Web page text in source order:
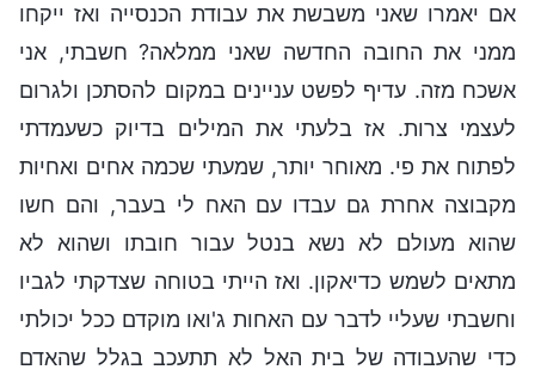
אם יאמרו שאני משבשת את עבודת הכנסייה ואז ייקחו
ממני את החובה החדשה שאני ממלאה? חשבתי, אני
אשכח מזה. עדיף לפשט עניינים במקום להסתכן ולגרום
לעצמי צרות. אז בלעתי את המילים בדיוק כשעמדתי
לפתוח את פי. מאוחר יותר, שמעתי שכמה אחים ואחיות
מקבוצה אחרת גם עבדו עם האח לי בעבר, והם חשו
שהוא מעולם לא נשא בנטל עבור חובתו ושהוא לא
מתאים לשמש כדיאקון. ואז הייתי בטוחה שצדקתי לגביו
וחשבתי שעליי לדבר עם האחות ג'ואו מוקדם ככל יכולתי
כדי שהעבודה של בית האל לא תתעכב בגלל שהאדם